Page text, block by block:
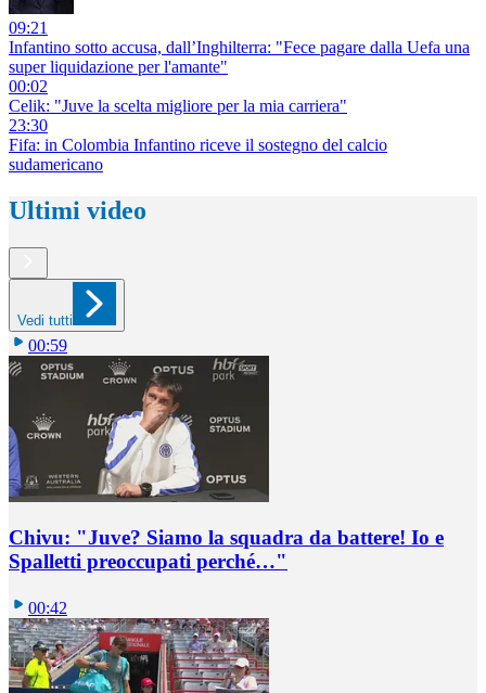
09:21
Infantino sotto accusa, dall’Inghilterra: "Fece pagare dalla Uefa una
super liquidazione per l'amante"
00:02
Celik: "Juve la scelta migliore per la mia carriera"
23:30
Fifa: in Colombia Infantino riceve il sostegno del calcio
sudamericano
Ultimi video
Vedi tutti
00:59
Chivu: "Juve? Siamo la squadra da battere! Io e
Spalletti preoccupati perché…"
00:42